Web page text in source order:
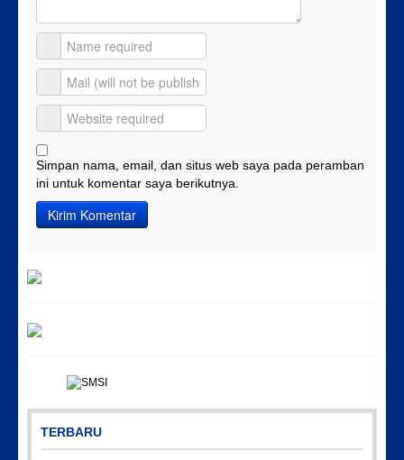
Simpan nama, email, dan situs web saya pada peramban
ini untuk komentar saya berikutnya.
TERBARU